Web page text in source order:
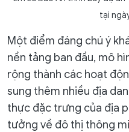
tại
Một điểm đáng chú ý
nền tảng ban đầu, mô
rộng thành các hoạt
sung thêm nhiều địa
thực đặc trưng của địa
tưởng về đô thị thông